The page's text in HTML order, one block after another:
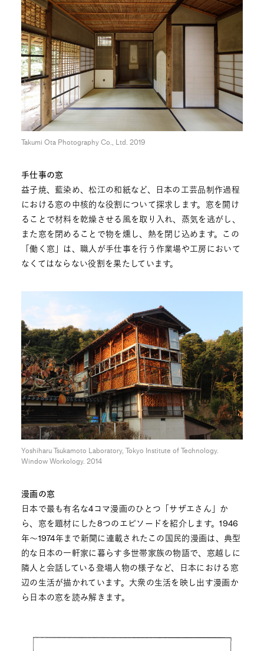
Takumi Ota Photography Co., Ltd. 2019
手仕事の窓
益子焼、藍染め、松江の和紙など、日本の工芸品制作過程
における窓の中核的な役割について探求します。窓を開け
ることで材料を乾燥させる風を取り入れ、蒸気を逃がし、
また窓を閉めることで物を燻し、熱を閉じ込めます。この
「働く窓」は、職人が手仕事を行う作業場や工房において
なくてはならない役割を果たしています。
Yoshiharu Tsukamoto Laboratory, Tokyo Institute of Technology.
Window Workology. 2014
漫画の窓
日本で最も有名な4コマ漫画のひとつ「サザエさん」か
ら、窓を題材にした8つのエピソードを紹介します。1946
年〜1974年まで新聞に連載されたこの国民的漫画は、典型
的な日本の一軒家に暮らす多世帯家族の物語で、窓越しに
隣人と会話している登場人物の様子など、日本における窓
辺の生活が描かれています。大衆の生活を映し出す漫画か
ら日本の窓を読み解きます。